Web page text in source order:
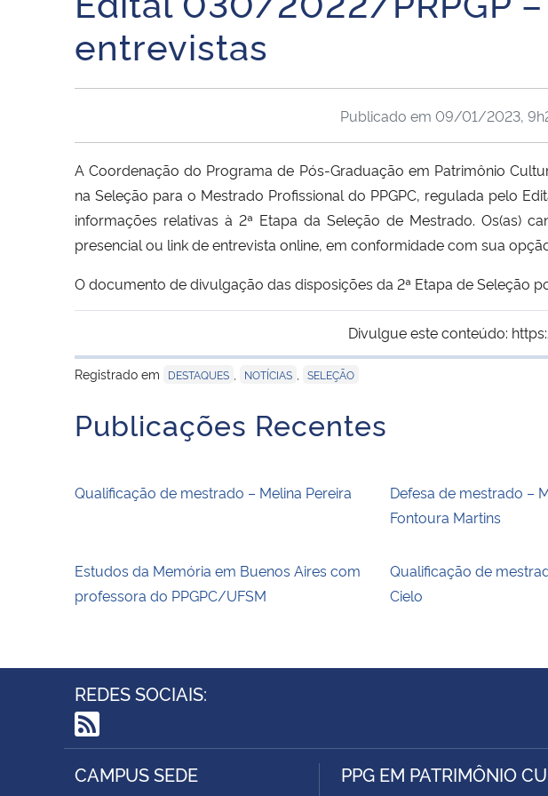
entrevistas
Publicado em 09/01/2023,
A Coordenação do Programa de Pós-Graduação em Patrimônio
na Seleção para o Mestrado Profissional do PPGPC, regulada pelo
informações relativas à 2ª Etapa da Seleção de Mestrado. Os(as)
presencial ou link de entrevista online, em conformidade com sua
O documento de divulgação das disposições da 2ª Etapa de Seleção
Divulgue este conteúdo:
Registrado em
DESTAQUES NOTÍCIAS SELEÇÃO
Publicações Recentes
Qualificação de mestrado – Melina Pereira
Defesa de mestrado –
Fontoura Martins
Estudos da Memória em Buenos Aires com
professora do PPGPC/UFSM
Qualificação de
Cielo
REDES SOCIAIS:
RSS
CAMPUS SEDE PPG EM PATRIMÔNIO